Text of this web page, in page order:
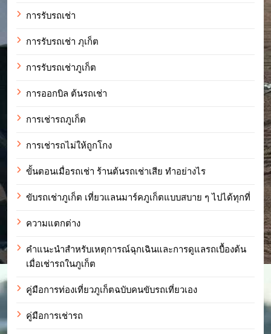
การรับรถเช่า
การรับรถเช่า ภุเก็ต
การรับรถเช่าภูเก็ต
การออกบิล ต้นรถเช่า
การเช่ารถภูเก็ต
การเช่ารถไม่ให้ถูกโกง
ขั้นตอนเมื่อรถเช่า ร้านต้นรถเช่าเสีย ทำอย่างไร
ขับรถเช่าภูเก็ต เที่ยวแลนมาร์คภูเก็ตแบบสบาย ๆ ไปได้ทุกที่
ความแตกต่าง
คำแนะนำสำหรับเหตุการณ์ฉุกเฉินและการดูแลรถเบื้องต้น
เมื่อเช่ารถในภูเก็ต
คู่มือการท่องเที่ยวภูเก็ตฉบับคนขับรถเที่ยวเอง
คู่มือการเช่ารถ